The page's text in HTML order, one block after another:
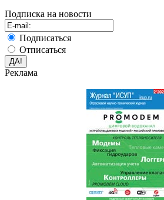
Подписка на новости
Подписаться
Отписаться
Реклама